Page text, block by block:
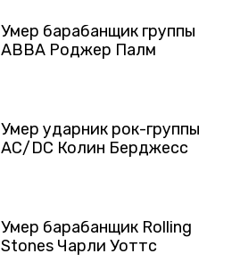
Умер барабанщик группы
ABBA Роджер Палм
Умер ударник рок-группы
AC/DC Колин Берджесс
Умер барабанщик Rolling
Stones Чарли Уоттс